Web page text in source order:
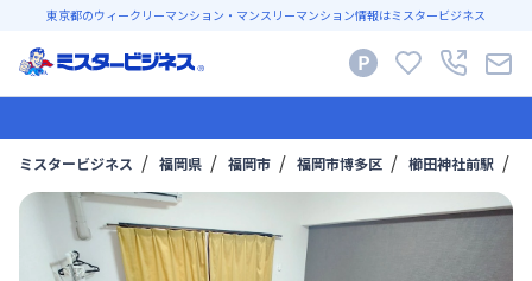
東京都のウィークリーマンション・マンスリーマンション情報はミスタービジネス
ミスタービジネス 福岡県 福岡市 福岡市博多区 櫛田神社前駅